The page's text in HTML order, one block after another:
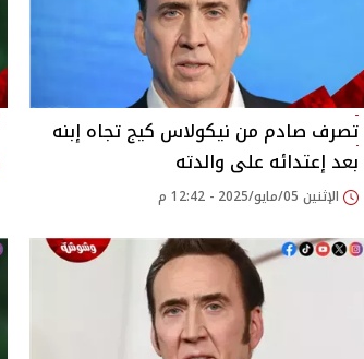
تصرف صادم من نيكولاس كيج تجاه إبنه
بعد إعتدائه على والدته
الإثنين 05/مايو/2025 - 12:42 م